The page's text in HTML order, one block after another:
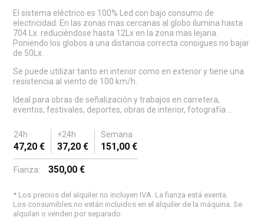
El sistema eléctrico es 100% Led con bajo consumo de
electricidad. En las zonas mas cercanas al globo ilumina hasta
704 Lx. reduciéndose hasta 12Lx en la zona mas lejana.
Poniendo los globos a una distancia correcta consigues no bajar
de 50Lx.
Se puede utilizar tanto en interior como en exterior y tiene una
resistencia al viento de 100 km/h.
Ideal para obras de señalización y trabajos en carretera,
eventos, festivales, deportes, obras de interior, fotografía ...
24h +24h Semana
47,20 € 37,20 € 151,00 €
Fianza: 350,00 €
* Los precios del alquiler no incluyen IVA. La fianza está exenta.
Los consumibles no están incluidos en el alquiler de la máquina. Se
alquilan o venden por separado.